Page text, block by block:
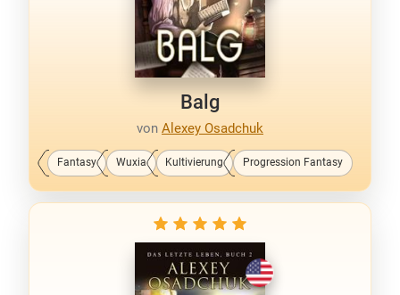
Balg
von Alexey Osadchuk
Fantasy Wuxia Kultivierung Progression Fantasy